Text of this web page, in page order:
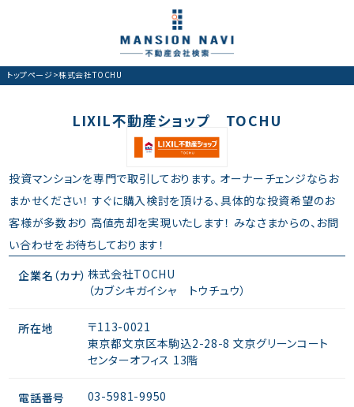
トップページ>株式会社TOCHU
LIXIL不動産ショップ TOCHU
投資マンションを専門で取引しております。 オーナーチェンジならお
まかせください！ すぐに購入検討を頂ける、具体的な投資希望のお
客様が多数おり 高値売却を実現いたします！ みなさまからの、お問
い合わせをお待ちしております！
企業名（カナ） 株式会社TOCHU
（カブシキガイシャ トウチュウ）
所在地
〒113-0021
東京都文京区本駒込2-28-8 文京グリーンコート
センターオフィス 13階
電話番号 03-5981-9950